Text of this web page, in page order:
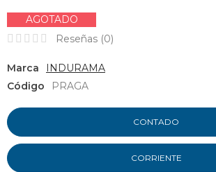
AGOTADO
Reseñas (0)
Marca
INDURAMA
Código
PRAGA
CONTADO
CORRIENTE